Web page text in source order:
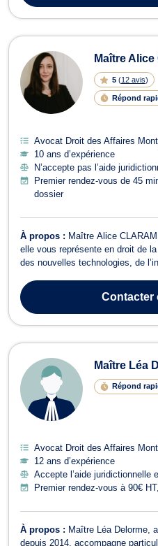
Maître
5 (12 avis)
Répond
Avocat Droit des Affaires
10 ans d’expérience
N’accepte pas l’aide
Premier rendez-vous de 45
dossier
À propos : Maître Alice
elle vous représente en droit de
des nouvelles technologies, de
concurrence. En matière de
CLARAMUNT inte... Contacter
Maître Léa
Répond
Avocat Droit des Affaires
12 ans d’expérience
Accepte l’aide juridictionnelle
Premier rendez-vous à 90€
À propos : Maître Léa Delorme,
depuis 2014, accompagne